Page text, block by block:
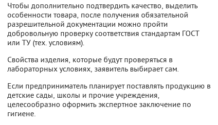
Чтобы дополнительно подтвердить качество, выделить
особенности товара, после получения обязательной
разрешительной документации можно пройти
добровольную проверку соответствия стандартам ГОСТ
или ТУ (тех. условиям).
Свойства изделия, которые будут проверяться в
лабораторных условиях, заявитель выбирает сам.
Если предприниматель планирует поставлять продукцию в
детские сады, школы и прочие учреждения,
целесообразно оформить экспертное заключение по
гигиене.